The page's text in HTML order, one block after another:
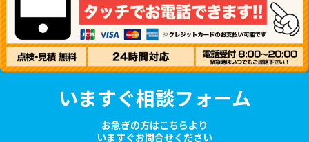
いますぐ相談フォーム
お急ぎの方はこちらより
いますぐお問合せください